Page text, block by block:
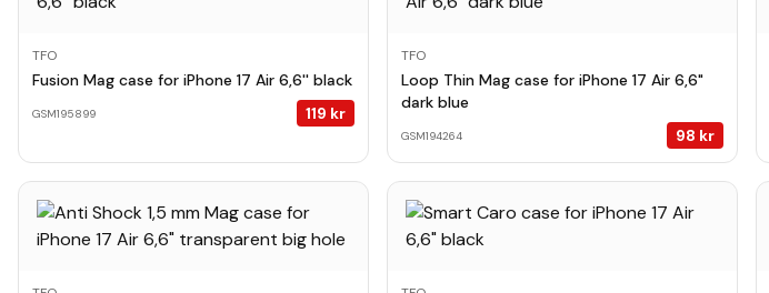
TFO
Fusion Mag case for iPhone 17 Air 6,6'' black
GSM195899 119 kr
TFO
Loop Thin Mag case for iPhone 17 Air 6,6"
dark blue
GSM194264 98 kr